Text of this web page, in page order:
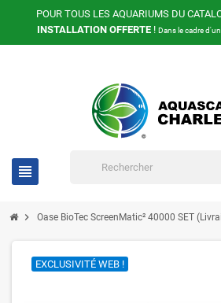
POUR TOUS LES AQUARIUMS DU
INSTALLATION OFFERTE! Dans le cadre
view_headline
chevron_right Oase BioTec ScreenMatic² 40000 SET
EXCLUSIVITÉ WEB !